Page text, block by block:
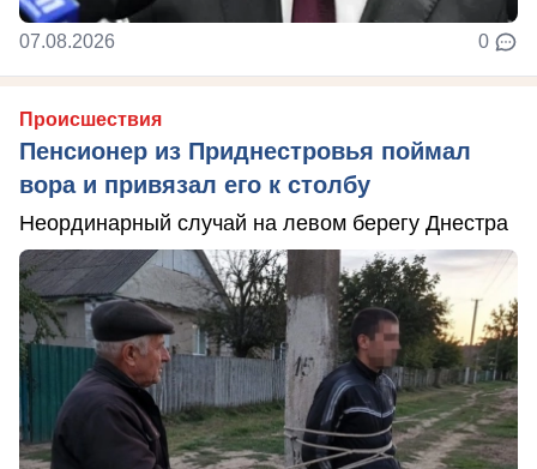
07.08.2026 0
Происшествия
Пенсионер из Приднестровья поймал
вора и привязал его к столбу
Неординарный случай на левом берегу Днестра